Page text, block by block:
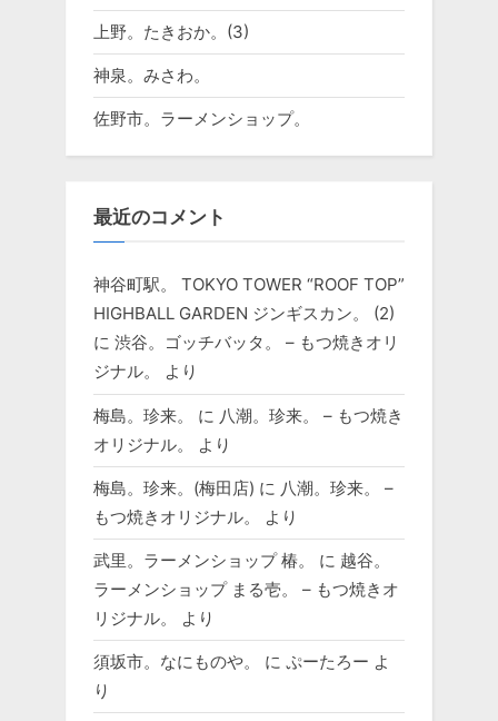
上野。たきおか。(3)
神泉。みさわ。
佐野市。ラーメンショップ。
最近のコメント
神谷町駅。 TOKYO TOWER “ROOF TOP”
HIGHBALL GARDEN ジンギスカン。 (2)
に 渋谷。ゴッチバッタ。 – もつ焼きオリ
ジナル。
より
梅島。珍来。 に 八潮。珍来。 – もつ焼き
オリジナル。
より
梅島。珍来。(梅田店) に 八潮。珍来。 –
もつ焼きオリジナル。
より
武里。ラーメンショップ 椿。 に 越谷。
ラーメンショップ まる壱。 – もつ焼きオ
リジナル。
より
須坂市。なにものや。 に ぷーたろー よ
り